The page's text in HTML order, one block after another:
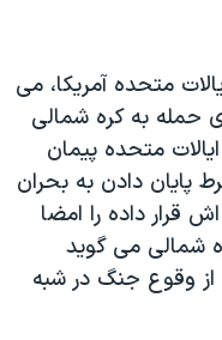
متحده آمريکا، می
حمله به کره شمالی
متحده پيمان
پايان دادن به بحران
قرار داده را امضا
شمالی می گويد
از وقوع جنگ در شبه